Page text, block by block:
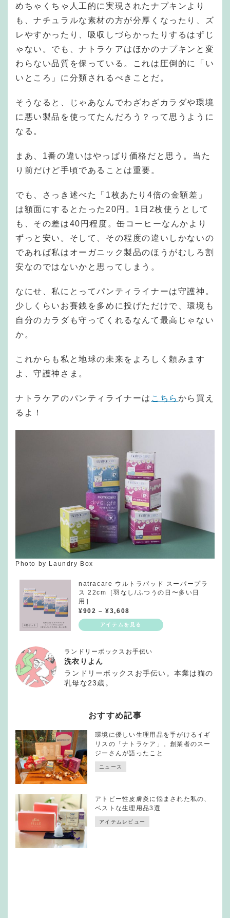
めちゃくちゃ人工的に実現されたナプキンより
も、ナチュラルな素材の方が分厚くなったり、ズ
レやすかったり、吸収しづらかったりするはずじ
ゃない。でも、ナトラケアはほかのナプキンと変
わらない品質を保っている。これは圧倒的に「い
いところ」に分類されるべきことだ。
そうなると、じゃあなんでわざわざカラダや環境
に悪い製品を使ってたんだろう？って思うように
なる。
まあ、1番の違いはやっぱり価格だと思う。当た
り前だけど手頃であることは重要。
でも、さっき述べた「1枚あたり4倍の金額差」
は額面にするとたった20円。1日2枚使うとして
も、その差は40円程度。缶コーヒーなんかより
ずっと安い。そして、その程度の違いしかないの
であれば私はオーガニック製品のほうがむしろ割
安なのではないかと思ってしまう。
なにせ、私にとってパンティライナーは守護神。
少しくらいお賽銭を多めに投げただけで、環境も
自分のカラダも守ってくれるなんて最高じゃない
か。
これからも私と地球の未来をよろしく頼みます
よ、守護神さま。
ナトラケアのパンティライナーは こちら から買え
るよ！
Photo by Laundry Box
natracare ウルトラパッド スーパープラ
ス 22cm［羽なし/ふつうの日〜多い日
用］
¥902 –¥3,608
格
帯:
–
ランドリーボックスお手伝い
洗衣りよん
ランドリーボックスお手伝い。本業は猫の
乳母な23歳。
おすすめ記事
環境に優しい生理用品を手がけるイギ
リスの「ナトラケア」。創業者のスー
ジーさんが語ったこと
ニュース
アトピー性皮膚炎に悩まされた私の、
ベストな生理用品3選
アイテムレビュー